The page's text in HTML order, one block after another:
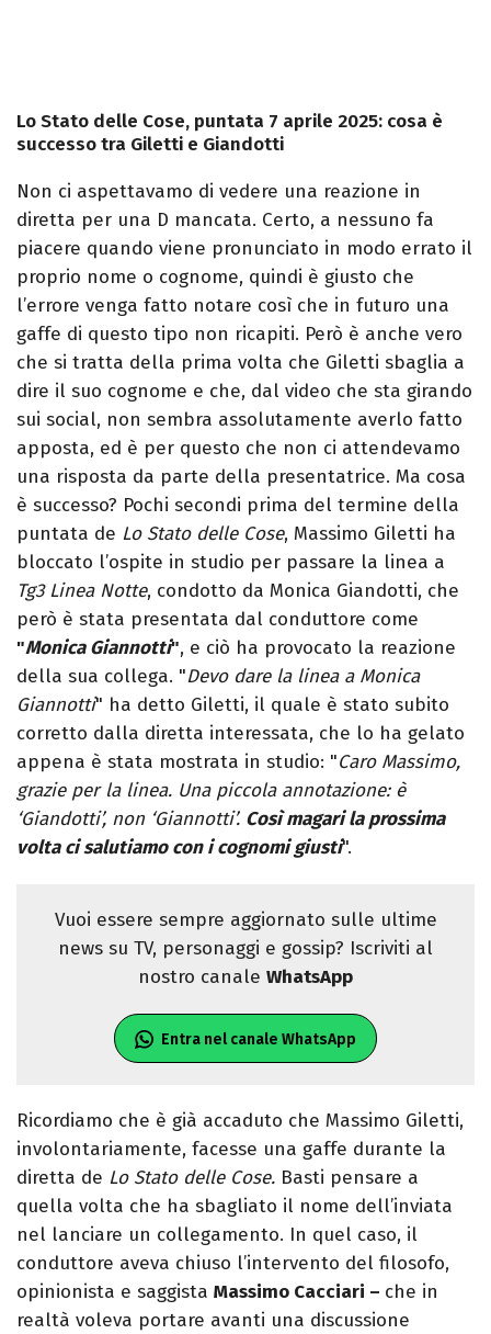
Lo Stato delle Cose, puntata 7 aprile 2025: cosa è
successo tra Giletti e Giandotti
Non ci aspettavamo di vedere una reazione in
diretta per una D mancata. Certo, a nessuno fa
piacere quando viene pronunciato in modo errato il
proprio nome o cognome, quindi è giusto che
l’errore venga fatto notare così che in futuro una
gaffe di questo tipo non ricapiti. Però è anche vero
che si tratta della prima volta che Giletti sbaglia a
dire il suo cognome e che, dal video che sta girando
sui social, non sembra assolutamente averlo fatto
apposta, ed è per questo che non ci attendevamo
una risposta da parte della presentatrice. Ma cosa
è successo? Pochi secondi prima del termine della
puntata de Lo Stato delle Cose, Massimo Giletti ha
bloccato l’ospite in studio per passare la linea a
Tg3 Linea Notte, condotto da Monica Giandotti, che
però è stata presentata dal conduttore come
"Monica Giannotti", e ciò ha provocato la reazione
della sua collega. "Devo dare la linea a Monica
Giannotti" ha detto Giletti, il quale è stato subito
corretto dalla diretta interessata, che lo ha gelato
appena è stata mostrata in studio: "Caro Massimo,
grazie per la linea. Una piccola annotazione: è
‘Giandotti’, non ‘Giannotti’. Così magari la prossima
volta ci salutiamo con i cognomi giusti".
Vuoi essere sempre aggiornato sulle ultime
news su TV, personaggi e gossip? Iscriviti al
nostro canale WhatsApp
Entra nel canale WhatsApp
Ricordiamo che è già accaduto che Massimo Giletti,
involontariamente, facesse una gaffe durante la
diretta de Lo Stato delle Cose. Basti pensare a
quella volta che ha sbagliato il nome dell’inviata
nel lanciare un collegamento. In quel caso, il
conduttore aveva chiuso l’intervento del filosofo,
opinionista e saggista Massimo Cacciari – che in
realtà voleva portare avanti una discussione